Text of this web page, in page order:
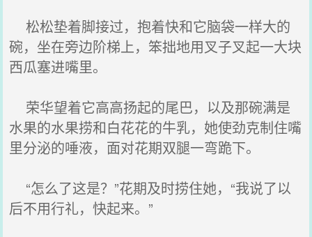
松松垫着脚接过，抱着快和它脑袋一样大的
碗，坐在旁边阶梯上，笨拙地用叉子叉起一大块
西瓜塞进嘴里。
荣华望着它高高扬起的尾巴，以及那碗满是
水果的水果捞和白花花的牛乳，她使劲克制住嘴
里分泌的唾液，面对花期双腿一弯跪下。
“怎么了这是？”花期及时捞住她，“我说了以
后不用行礼，快起来。”